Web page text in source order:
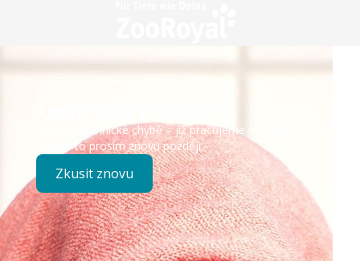
Došlo k technické chybě – již pracujeme na opravě.
Zkuste to prosím znovu později.
Zkusit znovu